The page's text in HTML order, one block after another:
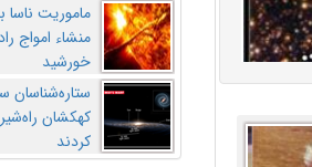
ماموریت
منشاء امواج
خورشید
کهکشان
کردند